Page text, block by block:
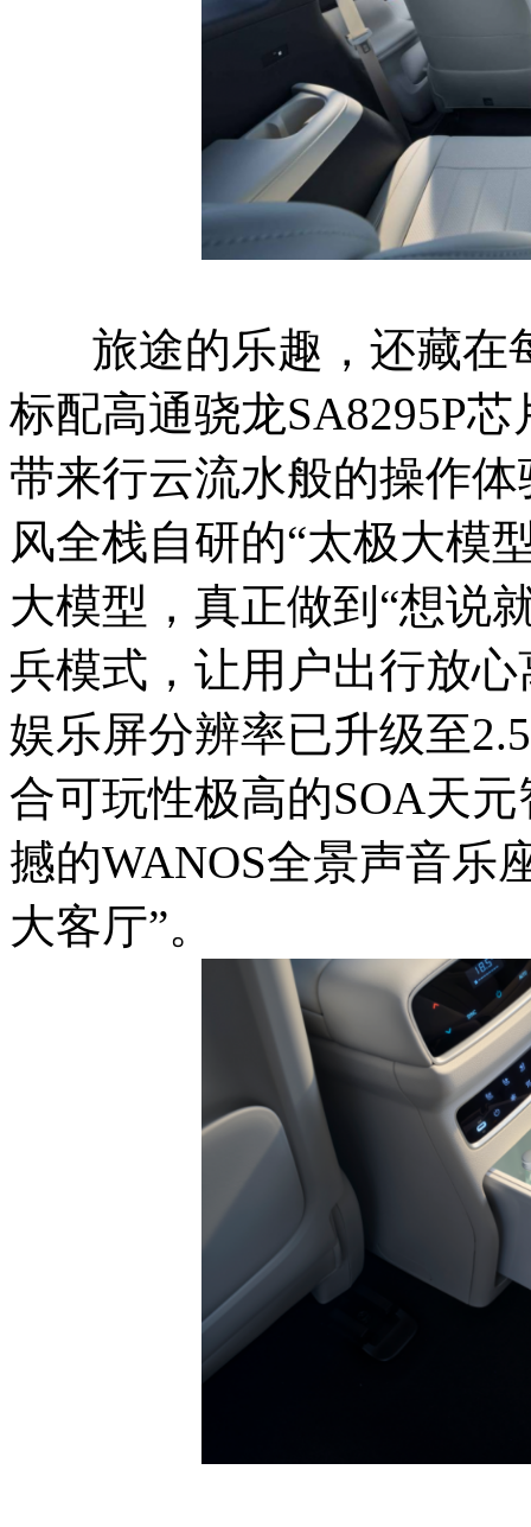
旅途的乐趣，还藏在
标配高通骁龙SA8295P
带来行云流水般的操作
风全栈自研的“太极大模
大模型，真正做到“想说
兵模式，让用户出行放
娱乐屏分辨率已升级至
合可玩性极高的SOA天
撼的WANOS全景声音乐
大客厅”。